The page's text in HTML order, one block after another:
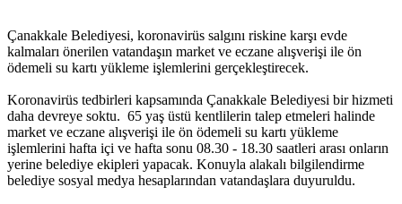
Çanakkale Belediyesi, koronavirüs salgını riskine karşı evde
kalmaları önerilen vatandaşın market ve eczane alışverişi ile ön
ödemeli su kartı yükleme işlemlerini gerçekleştirecek.
Koronavirüs tedbirleri kapsamında Çanakkale Belediyesi bir hizmeti
daha devreye soktu. 65 yaş üstü kentlilerin talep etmeleri halinde
market ve eczane alışverişi ile ön ödemeli su kartı yükleme
işlemlerini hafta içi ve hafta sonu 08.30 - 18.30 saatleri arası onların
yerine belediye ekipleri yapacak. Konuyla alakalı bilgilendirme
belediye sosyal medya hesaplarından vatandaşlara duyuruldu.